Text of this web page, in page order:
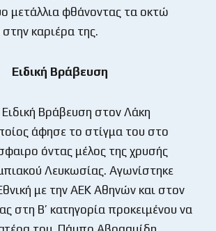
μετάλλια φθάνοντας τα οκτώ
καριέρα της.
Ειδική Βράβευση
Βράβευση στον Λάκη
άφησε το στίγμα του στο
όντας μέλος της χρυσής
Λευκωσίας. Αγωνίστηκε
με την ΑΕΚ Αθηνών και στον
στη Β’ κατηγορία προκειμένου να